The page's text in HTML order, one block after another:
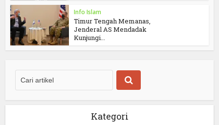
Info Islam
Timur Tengah Memanas,
Jenderal AS Mendadak
Kunjungi...
Kategori